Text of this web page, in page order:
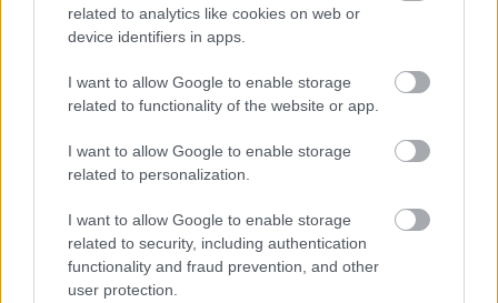
related to analytics like cookies on web or
device identifiers in apps.
I want to allow Google to enable storage
related to functionality of the website or app.
I want to allow Google to enable storage
related to personalization.
I want to allow Google to enable storage
related to security, including authentication
functionality and fraud prevention, and other
user protection.
HIRDETÉS
Indul a diákok pénzügyi ismereteit
erősítő Pénz7 programsorozat